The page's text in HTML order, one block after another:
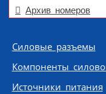
Архив номеров
Skip to content
Силовые разъемы
Компоненты
Источники питания